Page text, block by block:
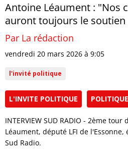
Antoine Léaument : "Nos
auront toujours le soutien
Par La rédaction
vendredi 20 mars 2026 à 9:05
l'invité politique
L'INVITE POLITIQUE POLITIQUE
INTERVIEW SUD RADIO - 2ème
Léaument, député LFI de l'Essonne,
Sud Radio.